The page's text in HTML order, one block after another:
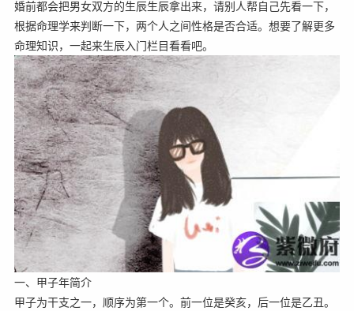
婚前都会把男女双方的生辰生辰拿出来，请别人帮自己先看一下，
根据命理学来判断一下，两个人之间性格是否合适。想要了解更多
命理知识，一起来生辰入门栏目看看吧。
一、甲子年简介
甲子为干支之一，顺序为第一个。前一位是癸亥，后一位是乙丑。